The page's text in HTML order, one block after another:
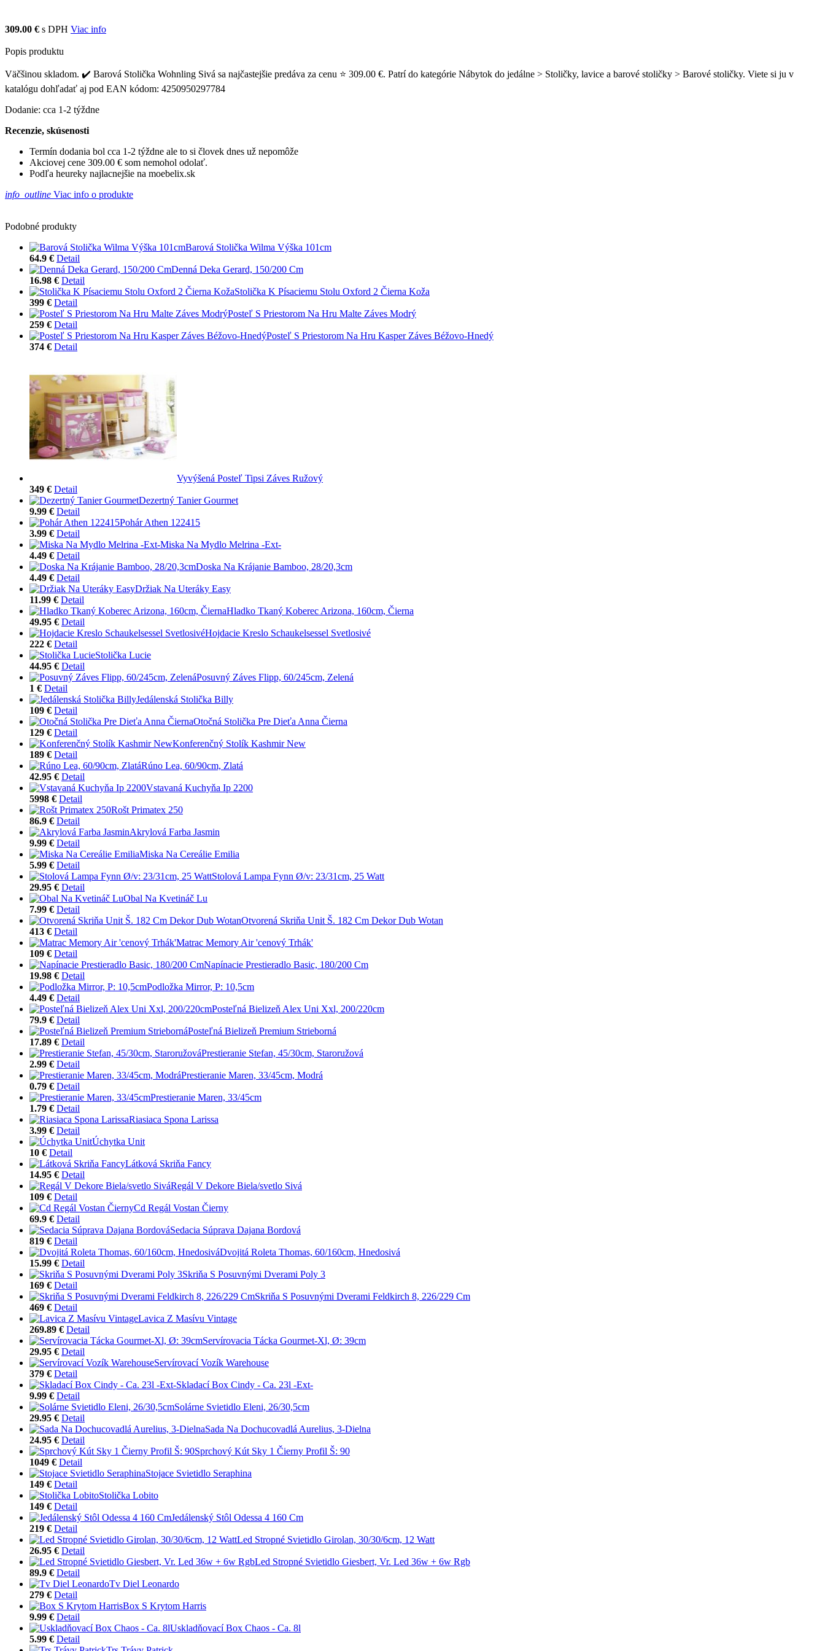
309.00 € s DPH Viac info
Popis produktu
Väčšinou skladom. ✔️ Barová Stolička Wohnling Sivá sa najčastejšie predáva za cenu ⭐ 309.00 €. Patrí do kategórie Nábytok do jedálne > Stoličky, lavice a barové stoličky > Barové stoličky. Viete si ju v
katalógu dohľadať aj pod EAN kódom: 4250950297784
Dodanie: cca 1-2 týždne
Recenzie, skúsenosti
Termín dodania bol cca 1-2 týždne ale to si človek dnes už nepomôže
Akciovej cene 309.00 € som nemohol odolať.
Podľa heureky najlacnejšie na moebelix.sk
info_outline Viac info o produkte
Podobné produkty
Barová Stolička Wilma Výška 101cm
64.9 € Detail
Denná Deka Gerard, 150/200 Cm
16.98 € Detail
Stolička K Písaciemu Stolu Oxford 2 Čierna Koža
399 € Detail
Posteľ S Priestorom Na Hru Malte Záves Modrý
259 € Detail
Posteľ S Priestorom Na Hru Kasper Záves Béžovo-Hnedý
374 € Detail
Vyvýšená Posteľ Tipsi Záves Ružový
349 € Detail
Dezertný Tanier Gourmet
9.99 € Detail
Pohár Athen 122415
3.99 € Detail
Miska Na Mydlo Melrina -Ext-
4.49 € Detail
Doska Na Krájanie Bamboo, 28/20,3cm
4.49 € Detail
Držiak Na Uteráky Easy
11.99 € Detail
Hladko Tkaný Koberec Arizona, 160cm, Čierna
49.95 € Detail
Hojdacie Kreslo Schaukelsessel Svetlosivé
222 € Detail
Stolička Lucie
44.95 € Detail
Posuvný Záves Flipp, 60/245cm, Zelená
1 € Detail
Jedálenská Stolička Billy
109 € Detail
Otočná Stolička Pre Dieťa Anna Čierna
129 € Detail
Konferenčný Stolík Kashmir New
189 € Detail
Rúno Lea, 60/90cm, Zlatá
42.95 € Detail
Vstavaná Kuchyňa Ip 2200
5998 € Detail
Rošt Primatex 250
86.9 € Detail
Akrylová Farba Jasmin
9.99 € Detail
Miska Na Cereálie Emilia
5.99 € Detail
Stolová Lampa Fynn Ø/v: 23/31cm, 25 Watt
29.95 € Detail
Obal Na Kvetináč Lu
7.99 € Detail
Otvorená Skriňa Unit Š. 182 Cm Dekor Dub Wotan
413 € Detail
Matrac Memory Air 'cenový Trhák'
109 € Detail
Napínacie Prestieradlo Basic, 180/200 Cm
19.98 € Detail
Podložka Mirror, P: 10,5cm
4.49 € Detail
Posteľná Bielizeň Alex Uni Xxl, 200/220cm
79.9 € Detail
Posteľná Bielizeň Premium Strieborná
17.89 € Detail
Prestieranie Stefan, 45/30cm, Staroružová
2.99 € Detail
Prestieranie Maren, 33/45cm, Modrá
0.79 € Detail
Prestieranie Maren, 33/45cm
1.79 € Detail
Riasiaca Spona Larissa
3.99 € Detail
Úchytka Unit
10 € Detail
Látková Skriňa Fancy
14.95 € Detail
Regál V Dekore Biela/svetlo Sivá
109 € Detail
Cd Regál Vostan Čierny
69.9 € Detail
Sedacia Súprava Dajana Bordová
819 € Detail
Dvojitá Roleta Thomas, 60/160cm, Hnedosivá
15.99 € Detail
Skriňa S Posuvnými Dverami Poly 3
169 € Detail
Skriňa S Posuvnými Dverami Feldkirch 8, 226/229 Cm
469 € Detail
Lavica Z Masívu Vintage
269.89 € Detail
Servírovacia Tácka Gourmet-Xl, Ø: 39cm
29.95 € Detail
Servírovací Vozík Warehouse
379 € Detail
Skladací Box Cindy - Ca. 23l -Ext-
9.99 € Detail
Solárne Svietidlo Eleni, 26/30,5cm
29.95 € Detail
Sada Na Dochucovadlá Aurelius, 3-Dielna
24.95 € Detail
Sprchový Kút Sky 1 Čierny Profil Š: 90
1049 € Detail
Stojace Svietidlo Seraphina
149 € Detail
Stolička Lobito
149 € Detail
Jedálenský Stôl Odessa 4 160 Cm
219 € Detail
Led Stropné Svietidlo Girolan, 30/30/6cm, 12 Watt
26.95 € Detail
Led Stropné Svietidlo Giesbert, Vr. Led 36w + 6w Rgb
89.9 € Detail
Tv Diel Leonardo
279 € Detail
Box S Krytom Harris
9.99 € Detail
Uskladňovací Box Chaos - Ca. 8l
5.99 € Detail